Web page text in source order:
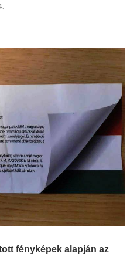
fényképek alapján az